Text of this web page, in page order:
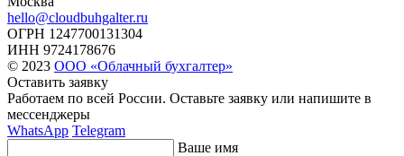
hello@cloudbuhgalter.ru
ОГРН 1247700131304
ИНН 9724178676
© 2023 ООО «Облачный бухгалтер»
Оставить заявку
Работаем по всей России. Оставьте заявку или напишите в
мессенджеры
WhatsApp Telegram
Ваше имя